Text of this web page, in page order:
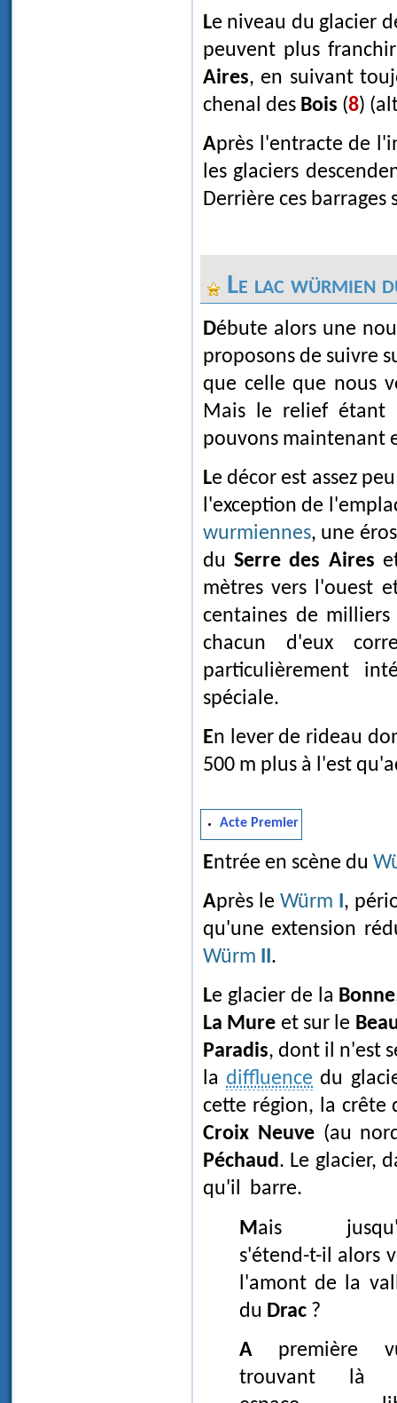
Le niveau du glacier
peuvent plus
Aires, en suivant
chenal des Bois (8)
Après l'entracte de
les glaciers
Derrière ces barrages
Le lac würmien
Débute alors une nouvelle pièce, également en cinq actes, que nous vous
proposons de suivre
que celle que nous
Mais le relief étant
pouvons maintenant
Le décor est assez peu différent de ce que nous pouvons voir de nos jours, à
l'exception de
wurmiennes, une
duSerre des Aires
mètres vers l'ouest
centaines de milliers
chacun d'eux
particulièrement
spéciale.
En lever de rideau
500 m plus à l'est
Acte Premier
Entrée en scène du
Après le Würm I,
qu'une extension
Würm II.
Le glacier de la Bonne
La Mure et sur le
Paradis, dont il n'est
la diffluence du
cette région, la crête
Croix Neuve(au
Péchaud. Le glacier,
qu'il barre.
Mais jusqu'où
s'étend-t-il alors
l'amont de la
du Drac?
A première vue,
trouvant là